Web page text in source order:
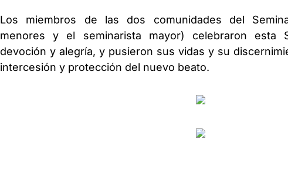
Los miembros de las dos comunidades del
menores y el seminarista mayor) celebraron esta
devoción y alegría, y pusieron sus vidas y su
intercesión y protección del nuevo beato.